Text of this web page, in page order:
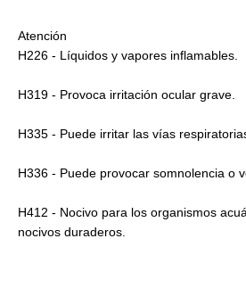
Atención
H226 - Líquidos y vapores inflamables.
H319 - Provoca irritación ocular grave.
H335 - Puede irritar las vías
H336 - Puede provocar somnolencia o
H412 - Nocivo para los organismos
nocivos duraderos.